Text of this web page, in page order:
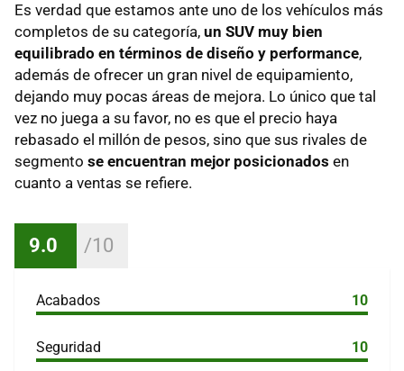
Es verdad que estamos ante uno de los vehículos más
completos de su categoría, un SUV muy bien
equilibrado en términos de diseño y performance,
además de ofrecer un gran nivel de equipamiento,
dejando muy pocas áreas de mejora. Lo único que tal
vez no juega a su favor, no es que el precio haya
rebasado el millón de pesos, sino que sus rivales de
segmento se encuentran mejor posicionados en
cuanto a ventas se refiere.
9.0
Acabados 10
Seguridad 10